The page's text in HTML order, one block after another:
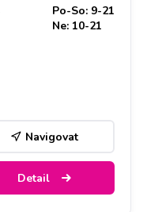
Po-So: 9-21
Ne: 10-21
Navigovat
Detail